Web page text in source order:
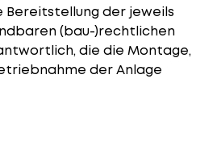
Bereitstellung der jeweils
(bau-)rechtlichen
die die Montage,
der Anlage